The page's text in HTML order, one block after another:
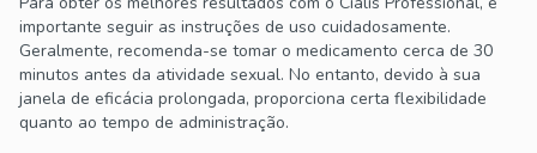
importante seguir as instruções de uso cuidadosamente.
Geralmente, recomenda-se tomar o medicamento cerca de 30
minutos antes da atividade sexual. No entanto, devido à sua
janela de eficácia prolongada, proporciona certa flexibilidade
quanto ao tempo de administração.